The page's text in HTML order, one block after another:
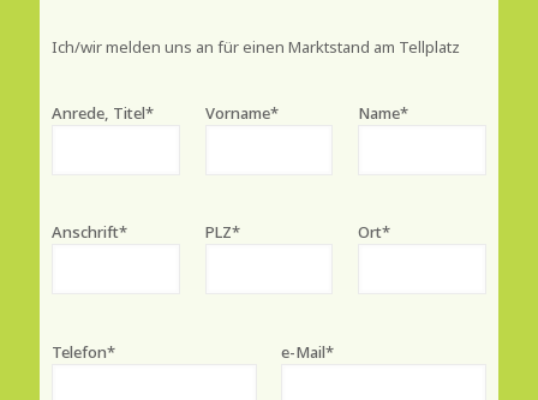
Ich/wir melden uns an für einen Marktstand am Tellplatz
Anrede, Titel* Vorname* Name*
Anschrift* PLZ* Ort*
Telefon* e-Mail*